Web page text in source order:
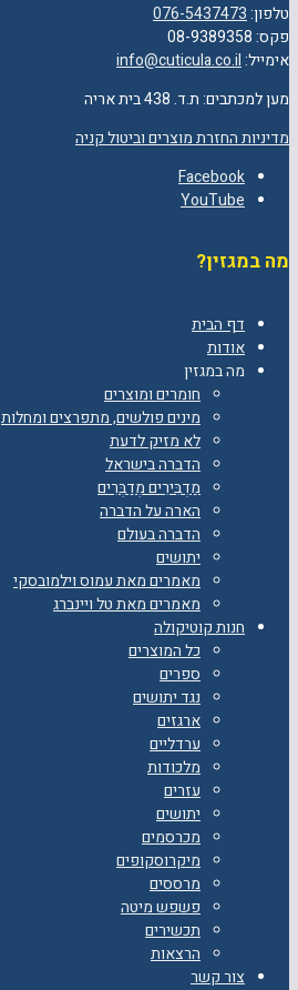
טלפון:076-5437473
פקס: 08-9389358
אימייל:info@cuticula.co.il
מען למכתבים: ת.ד. 438 בית אריה
מדיניות החזרת מוצרים וביטול קניה
Facebook
YouTube
מה במגזין?
דף הבית
אודות
מה במגזין
חומרים ומוצרים
מינים פולשים, מתפרצים ומחלות
לא מזיק לדעת
הדברה בישראל
מַדְבִּירִים מְדַבְּרִים
הארה על הדברה
הדברה בעולם
יתושים
מאמרים מאת עמוס וילמובסקי
מאמרים מאת טל ויינברג
חנות קוטיקולה
כל המוצרים
ספרים
נגד יתושים
ארגזים
ערדליים
מלכודות
עזרים
יתושים
מכרסמים
מיקרוסקופים
מרססים
פשפש מיטה
תכשירים
הרצאות
צור קשר